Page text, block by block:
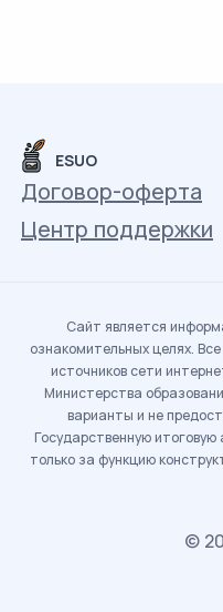
ESUO
Договор-оферта
Центр поддержки
Сайт является
ознакомительных целях.
источников сети
Министерства
варианты и не
Государственную
только за функцию
©